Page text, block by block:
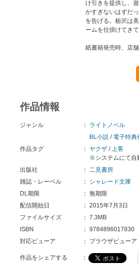
け引きを提供し、
かすぎないはずだ
を告げる。栃沢は
ームを仕掛けてき
紙書籍発売時、店
作品情報
ジャンル ：
ライトノベル
BL小説 / 電子特典
作品タグ
： ヤクザ /上客
※システムにて自
出版社
： 二見書房
雑誌・レーベル
：
シャレード文庫
DL期限
： 無期限
配信開始日
： 2015年7月3日
ファイルサイズ
： 7.3MB
ISBN
： 9784896017830
対応ビューア
： ブラウザビューア
作品をシェアする ：